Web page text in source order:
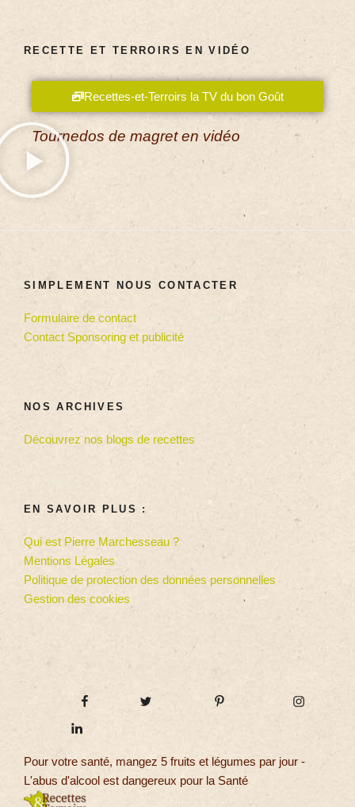
RECETTE ET TERROIRS EN VIDÉO
Recettes-et-Terroirs la TV du bon Goût
Tournedos de magret en vidéo
SIMPLEMENT NOUS CONTACTER
Formulaire de contact
Contact Sponsoring et publicité
NOS ARCHIVES
Découvrez nos blogs de recettes
EN SAVOIR PLUS :
Qui est Pierre Marchesseau ?
Mentions Légales
Politique de protection des données personnelles
Gestion des cookies
Pour votre santé, mangez 5 fruits et légumes par jour -
L'abus d'alcool est dangereux pour la Santé